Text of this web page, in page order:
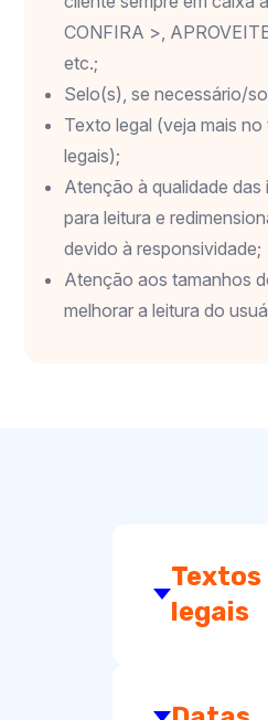
CONFIRA >,
etc.;
Selo(s), se necessário/
Texto legal (veja mais
legais);
Atenção à qualidade das
para leitura e
devido à responsividade;
Atenção aos tamanhos
melhorar a leitura do
Textos
legais